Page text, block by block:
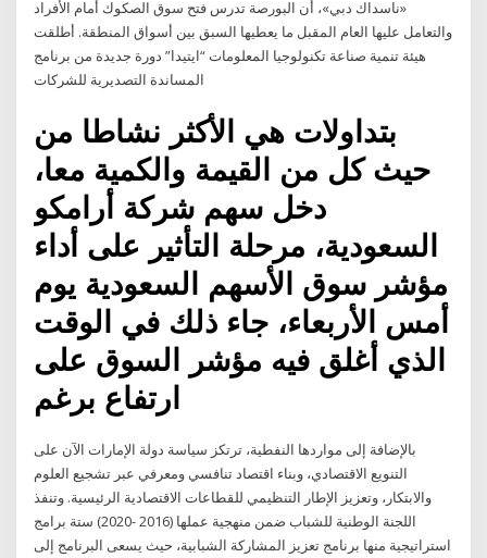
«ناسداك دبي»، أن البورصة تدرس فتح سوق الصكوك أمام الأفراد
والتعامل عليها العام المقبل ما يعطيها السبق بين أسواق المنطقة. أطلقت
هيئة تنمية صناعة تكنولوجيا المعلومات “ايتيدا” دورة جديدة من برنامج
المساندة التصديرية للشركات
بتداولات هي الأكثر نشاطا من
حيث كل من القيمة والكمية معا،
دخل سهم شركة أرامكو
السعودية، مرحلة التأثير على أداء
مؤشر سوق الأسهم السعودية يوم
أمس الأربعاء، جاء ذلك في الوقت
الذي أغلق فيه مؤشر السوق على
ارتفاع برغم
بالإضافة إلى مواردها النفطية، ترتكز سياسة دولة الإمارات الآن على
التنويع الاقتصادي، وبناء اقتصاد تنافسي ومعرفي عبر تشجيع العلوم
والابتكار، وتعزيز الإطار التنظيمي للقطاعات الاقتصادية الرئيسية. وتنفذ
اللجنة الوطنية للشباب ضمن منهجية عملها (2016 -2020) ستة برامج
استراتيجية منها برنامج تعزيز المشاركة الشبابية، حيث يسعى البرنامج إلى